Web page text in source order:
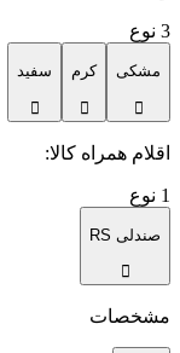
3 نوع
مشکی کرم سفید
اقلام همراه کالا:
1 نوع
صندلی RS
مشخصات